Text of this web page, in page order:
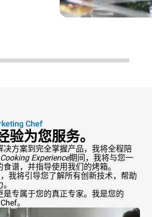
Chef
验为您服务。
决方案到完全掌握产品，我将全程陪
Experience期间，我将与您一
谱，并指导使用我们的烤箱。
我将引导您了解所有创新技术，帮助
是专属于您的真正专家。我是您的
。